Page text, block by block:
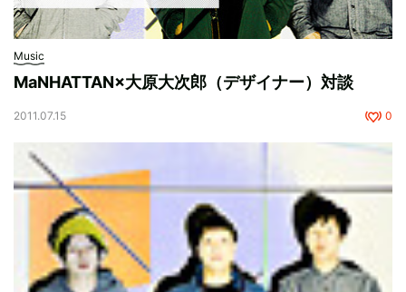
Music
MaNHATTAN×大原大次郎（デザイナー）対談
2011.07.15 0